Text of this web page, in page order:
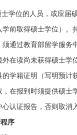
学位的人员，或应届
学前取得硕士学位）。
须通过教育部留学服务
外在读尚未获得硕士学
的学籍证明（写明预计
，在报到时须提供硕士
认证报告，否则取消
序